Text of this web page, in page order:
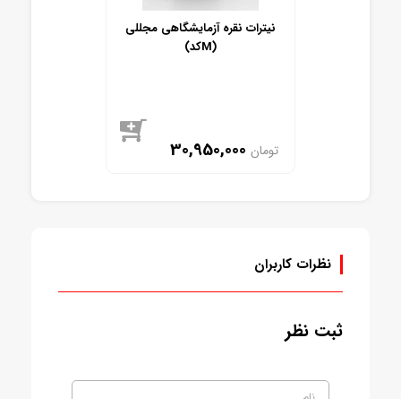
نیترات نقره آزمایشگاهی مجللی
(کدM)
30,950,000 تومان
نظرات کاربران
ثبت نظر